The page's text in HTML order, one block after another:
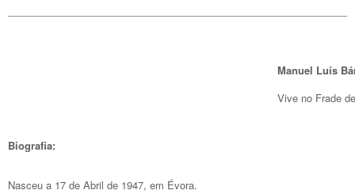
Manuel Luís
Vive no Frade
Biografia:
Nasceu a 17 de Abril de 1947, em Évora.